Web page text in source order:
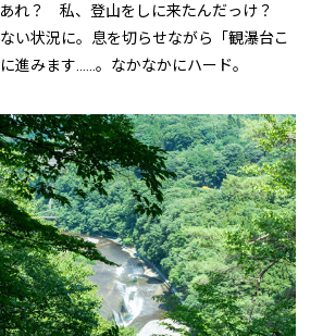
あれ？ 私、登山をしに来たんだっけ？
い状況に。息を切らせながら「観瀑台こ
進みます……。なかなかにハード。